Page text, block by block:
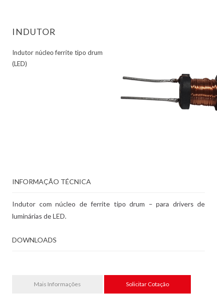
INDUTOR
Indutor núcleo ferrite tipo drum
(LED)
INFORMAÇÃO TÉCNICA
Indutor com núcleo de ferrite tipo drum – para drivers de
luminárias de LED.
DOWNLOADS
Mais Informações Solicitar Cotação